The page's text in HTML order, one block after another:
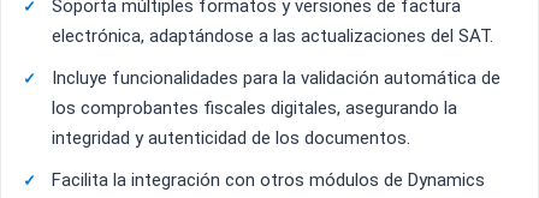
Soporta múltiples formatos y versiones de factura
electrónica, adaptándose a las actualizaciones del SAT.
Incluye funcionalidades para la validación automática de
los comprobantes fiscales digitales, asegurando la
integridad y autenticidad de los documentos.
Facilita la integración con otros módulos de Dynamics